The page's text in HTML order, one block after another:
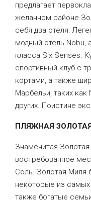
предлагает
желанном районе
себя два отеля:
модный отель Nobu,
класса Six Senses.
спортивный клуб с
кортами, а также
Марбельи, таких как
других. Поистине
ПЛЯЖНАЯ
Знаменитая
востребованное
Соль. Золотая Миля
некоторые из
также богатые